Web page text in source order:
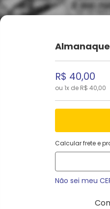
Almanaque
R$ 40,00
ou 1x de R$ 40,00
Calcular frete e
Não sei meu